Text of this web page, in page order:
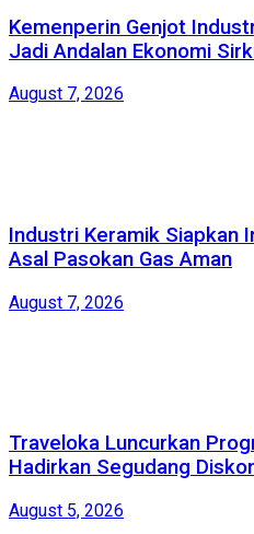
Kemenperin Genjot
Jadi Andalan Ekonomi
August 7, 2026
Industri Keramik Siapkan
Asal Pasokan Gas Aman
August 7, 2026
Traveloka Luncurkan
Hadirkan Segudang
August 5, 2026